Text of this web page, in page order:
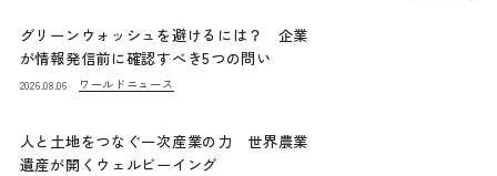
グリーンウォッシュを避けるには？ 企業
が情報発信前に確認すべき5つの問い
2026.08.06 ワールドニュース
人と土地をつなぐ一次産業の力 世界農業
遺産が開くウェルビーイング